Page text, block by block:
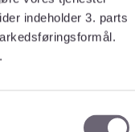
indeholder 3. parts